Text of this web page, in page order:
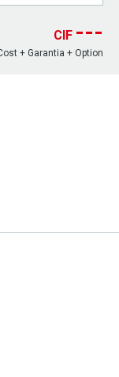
CIF ---
+ Garantia + Option